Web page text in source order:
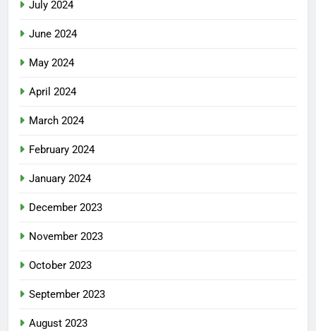
July 2024
June 2024
May 2024
April 2024
March 2024
February 2024
January 2024
December 2023
November 2023
October 2023
September 2023
August 2023